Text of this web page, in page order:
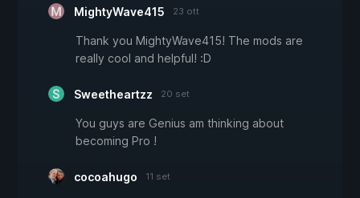
MightyWave415 23 ott
Thank you MightyWave415! The mods are
really cool and helpful! :D
Sweetheartzz 20 set
You guys are Genius am thinking about
becoming Pro !
cocoahugo 11 set